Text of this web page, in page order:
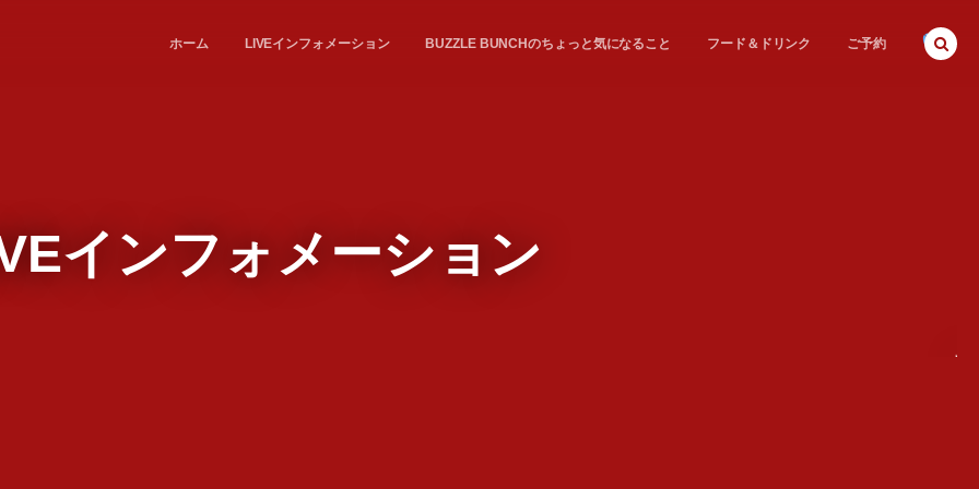
ホーム LIVEインフォメーション BUZZLE BUNCHのちょっと気になること フード＆ドリンク ご予約
インフォメーション